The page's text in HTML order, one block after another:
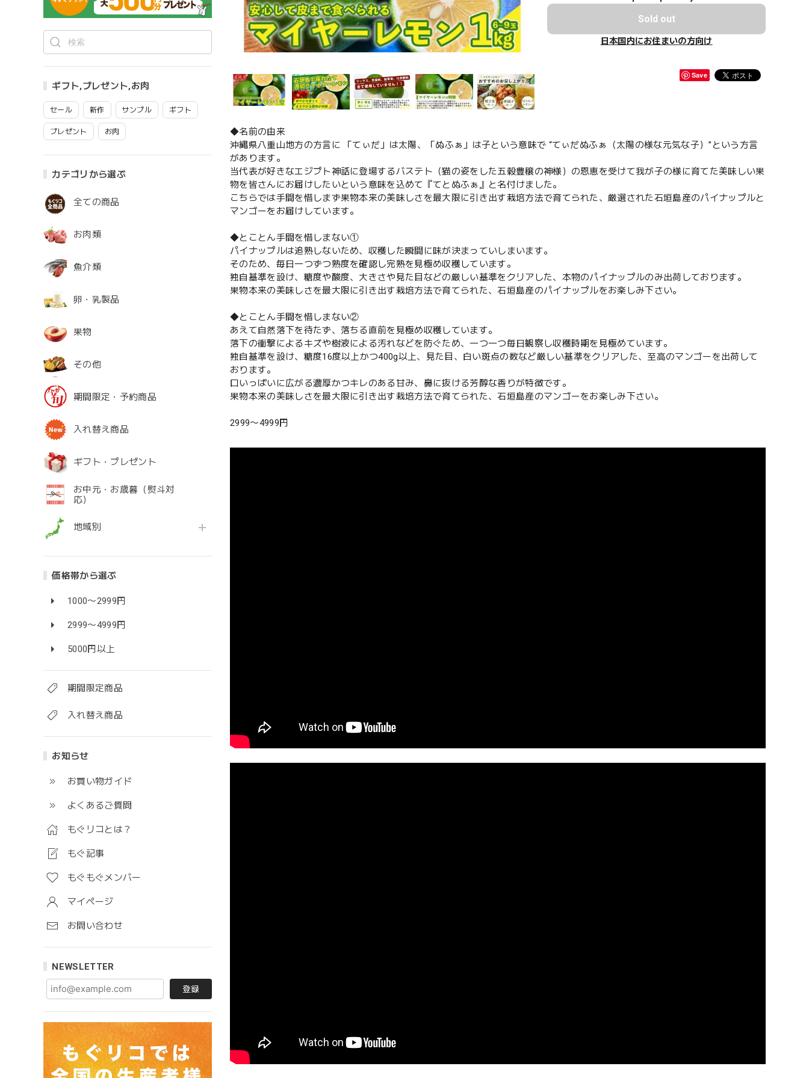
ギフト,プレゼント,お肉
セール 新作 サンプル ギフト
プレゼント お肉
カテゴリから選ぶ
全ての商品
お肉類
魚介類
卵・乳製品
果物
その他
期間限定・予約商品
入れ替え商品
ギフト・プレゼント
お中元・お歳暮（熨斗対
応）
地域別
価格帯から選ぶ
1000〜2999円
2999〜4999円
5000円以上
期間限定商品
入れ替え商品
お知らせ
お買い物ガイド
よくあるご質問
もぐリコとは？
もぐ記事
もぐもぐメンバー
マイページ
お問い合わせ
NEWSLETTER
登録
Sold out
日本国内にお住まいの方向け
Save
◆名前の由来
沖縄県八重山地方の方言に 「てぃだ」は太陽、「ぬふぁ」は子という意味で “てぃだぬふぁ（太陽の様な元気な子）”という方言
があります。
当代表が好きなエジプト神話に登場するバステト（猫の姿をした五穀豊穣の神様）の恩恵を受けて我が子の様に育てた美味しい果
物を皆さんにお届けしたいという意味を込めて『てとぬふぁ』と名付けました。
こちらでは手間を惜しまず果物本来の美味しさを最大限に引き出す栽培方法で育てられた、厳選された石垣島産のパイナップルと
マンゴーをお届けしています。
◆とことん手間を惜しまない①
パイナップルは追熟しないため、収穫した瞬間に味が決まっていしまいます。
そのため、毎日一つずつ熟度を確認し完熟を見極め収穫しています。
独自基準を設け、糖度や酸度、大きさや見た目などの厳しい基準をクリアした、本物のパイナップルのみ出荷しております。
果物本来の美味しさを最大限に引き出す栽培方法で育てられた、石垣島産のパイナップルをお楽しみ下さい。
◆とことん手間を惜しまない②
あえて自然落下を待たず、落ちる直前を見極め収穫しています。
落下の衝撃によるキズや樹液による汚れなどを防ぐため、一つ一つ毎日観察し収穫時期を見極めています。
独自基準を設け、糖度16度以上かつ400g以上、見た目、白い斑点の数など厳しい基準をクリアした、至高のマンゴーを出荷して
おります。
口いっぱいに広がる濃厚かつキレのある甘み、鼻に抜ける芳醇な香りが特徴です。
果物本来の美味しさを最大限に引き出す栽培方法で育てられた、石垣島産のマンゴーをお楽しみ下さい。
2999〜4999円